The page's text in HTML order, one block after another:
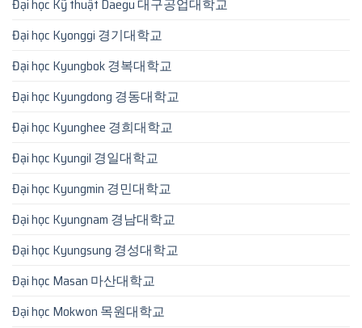
Đại học Kỹ thuật Daegu 대구공업대학교
Đại học Kyonggi 경기대학교
Đại học Kyungbok 경복대학교
Đại học Kyungdong 경동대학교
Đại học Kyunghee 경희대학교
Đại học Kyungil 경일대학교
Đại học Kyungmin 경민대학교
Đại học Kyungnam 경남대학교
Đại học Kyungsung 경성대학교
Đại học Masan 마산대학교
Đại học Mokwon 목원대학교